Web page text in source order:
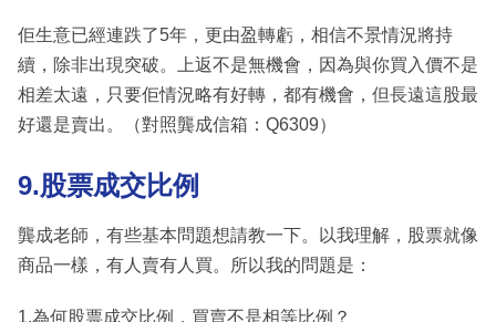
佢生意已經連跌了5年，更由盈轉虧，相信不景情況將持
續，除非出現突破。上返不是無機會，因為與你買入價不是
相差太遠，只要佢情況略有好轉，都有機會，但長遠這股最
好還是賣出。（對照龔成信箱：Q6309）
9.股票成交比例
龔成老師，有些基本問題想請教一下。以我理解，股票就像
商品一樣，有人賣有人買。所以我的問題是：
1.為何股票成交比例，買賣不是相等比例？